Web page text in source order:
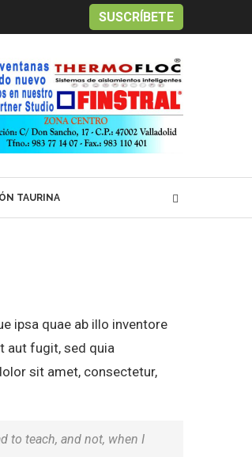
SUSCRÍBETE
TAURINA
ipsa quae ab illo inventore
aut fugit, sed quia
sit amet, consectetur,
to teach, and not, when I